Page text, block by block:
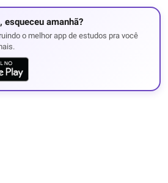
esqueceu amanhã?
o melhor app de estudos pra você